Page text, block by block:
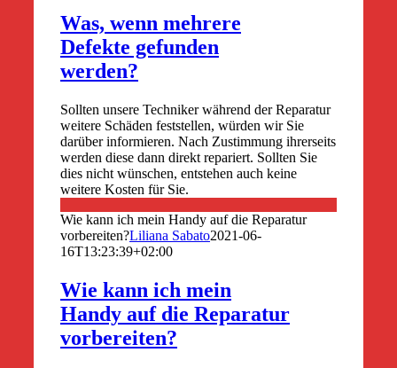
Was, wenn mehrere
Defekte gefunden
werden?
Sollten unsere Techniker während der Reparatur
weitere Schäden feststellen, würden wir Sie
darüber informieren. Nach Zustimmung ihrerseits
werden diese dann direkt repariert. Sollten Sie
dies nicht wünschen, entstehen auch keine
weitere Kosten für Sie.
Wie kann ich mein Handy auf die Reparatur
vorbereiten?Liliana Sabato2021-06-
16T13:23:39+02:00
Wie kann ich mein
Handy auf die Reparatur
vorbereiten?